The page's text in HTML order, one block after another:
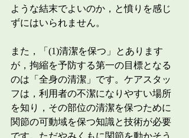
ような結末でよいのか，と憤りを感じ
ずにはいられません。
また，「(1)清潔を保つ」とあります
が，拘縮を予防する第一の目標となる
のは「全身の清潔」です。ケアスタッ
フは，利用者の不潔になりやすい場所
を知り，その部位の清潔を保つために
関節の可動域を保つ知識と技術が必要
です。ただやみくもに関節を動かそう